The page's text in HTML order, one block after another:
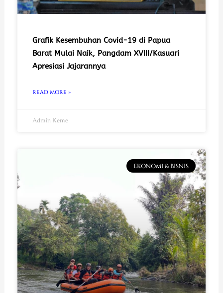
Grafik Kesembuhan Covid-19 di Papua
Barat Mulai Naik, Pangdam XVIII/Kasuari
Apresiasi Jajarannya
READ MORE »
Admin Keme
EKONOMI & BISNIS